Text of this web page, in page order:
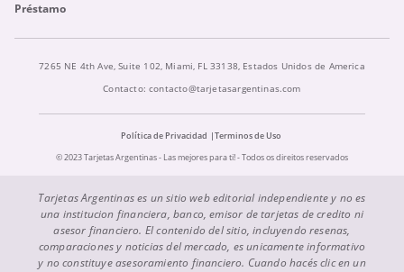
Préstamo
7265 NE 4th Ave, Suite 102, Miami, FL 33138, Estados Unidos de America
Contacto:contacto@tarjetasargentinas.com
Política de Privacidad
Terminos de Uso
© 2023 Tarjetas Argentinas - Las mejores para ti! - Todos os direitos reservados
Tarjetas Argentinas es un sitio web editorial independiente y no es
una institucion financiera, banco, emisor de tarjetas de credito ni
asesor financiero. El contenido del sitio, incluyendo resenas,
comparaciones y noticias del mercado, es unicamente informativo
y no constituye asesoramiento financiero. Cuando hacés clic en un